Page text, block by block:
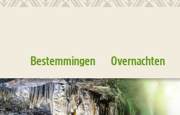
Bestemmingen Overnachten